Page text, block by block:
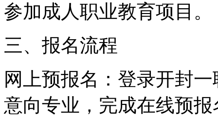
参加成人职业教育项目。
三、报名流程
网上预报名：登录开封
意向专业，完成在线预报